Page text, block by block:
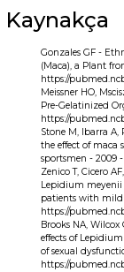
Kaynakça
Gonzales GF -
(Maca), a Plant
https://
Meissner HO,
Pre-Gelatinized
https://
Stone M, Ibarra
the effect of maca
sportsmen - 2009
Zenico T, Cicero
Lepidium meyenii
patients with mild
https://
Brooks NA, Wilcox
effects of
of sexual
https://